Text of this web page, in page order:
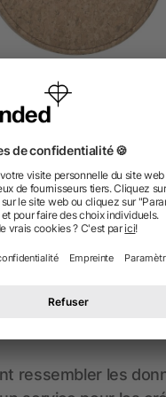
à vin dans un écrin en liège
dès 3,29 €
questions
ressembler les